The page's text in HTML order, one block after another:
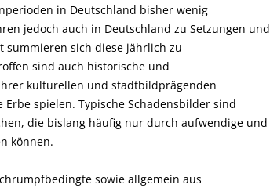
in Deutschland bisher wenig
jedoch auch in Deutschland zu Setzungen und
summieren sich diese jährlich zu
sind auch historische und
kulturellen und stadtbildprägenden
spielen. Typische Schadensbilder sind
die bislang häufig nur durch aufwendige und
können.
sowie allgemein aus